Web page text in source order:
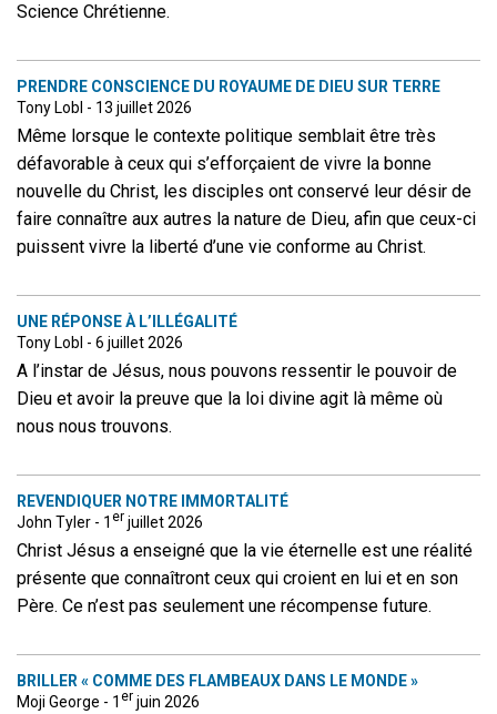
Science Chrétienne.
PRENDRE CONSCIENCE DU ROYAUME DE DIEU SUR TERRE
Tony Lobl - 13 juillet 2026
Même lorsque le contexte politique semblait être très
défavorable à ceux qui s’efforçaient de vivre la bonne
nouvelle du Christ, les disciples ont conservé leur désir de
faire connaître aux autres la nature de Dieu, afin que ceux-ci
puissent vivre la liberté d’une vie conforme au Christ.
UNE RÉPONSE À L’ILLÉGALITÉ
Tony Lobl - 6 juillet 2026
A l’instar de Jésus, nous pouvons ressentir le pouvoir de
Dieu et avoir la preuve que la loi divine agit là même où
nous nous trouvons.
REVENDIQUER NOTRE IMMORTALITÉ
John Tyler - 1 er juillet 2026
Christ Jésus a enseigné que la vie éternelle est une réalité
présente que connaîtront ceux qui croient en lui et en son
Père. Ce n’est pas seulement une récompense future.
BRILLER « COMME DES FLAMBEAUX DANS LE MONDE »
Moji George - 1 er juin 2026